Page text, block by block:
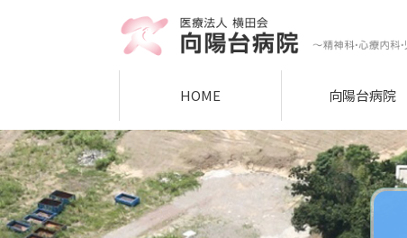
HOME 向陽台病院